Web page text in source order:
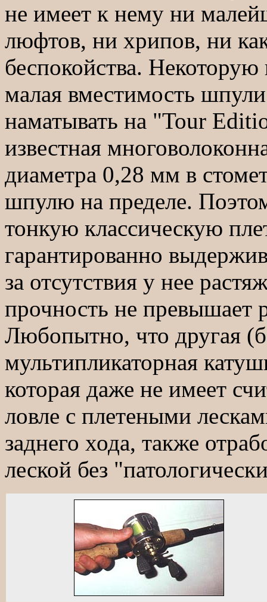
не имеет к нему ни
люфтов, ни хрипов, ни
беспокойства. Некоторую
малая вместимость
наматывать на "Tour
известная
диаметра 0,28 мм в
шпулю на пределе.
тонкую классическую
гарантированно
за отсутствия у нее
прочность не превышает
Любопытно, что другая
мультипликаторная
которая даже не имеет
ловле с плетеными
заднего хода, также
леской без